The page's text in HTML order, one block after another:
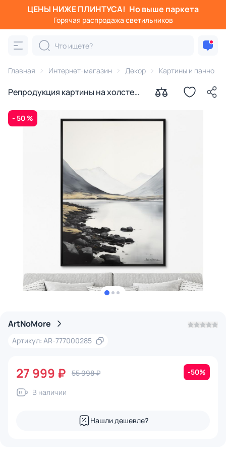
ЦЕНЫ НИЖЕ ПЛИНТУСА! Но выше паркета
Горячая распродажа светильников
Главная Интернет-магазин Декор Картины и панно
Репродукция картины на холсте
- 50 %
ArtNoMore
Артикул: AR-777000285
27 999 ₽ 55 998 ₽ -50%
В наличии
Нашли дешевле?